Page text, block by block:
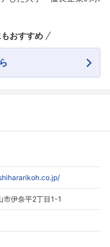
おすすめ
市伊奈平2丁目1-1